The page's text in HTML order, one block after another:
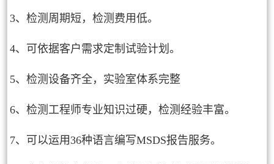
3、检测周期短，检测费用低。
4、可依据客户需求定制试验计划。
5、检测设备齐全，实验室体系完整
6、检测工程师专业知识过硬，检测经验丰富。
7、可以运用36种语言编写MSDS报告服务。